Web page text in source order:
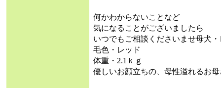
何かわからないことなど
気になることがございましたら
いつでもご相談くださいませ母犬
毛色・レッド
体重・2.1ｋｇ
優しいお顔立ちの、母性溢れるお